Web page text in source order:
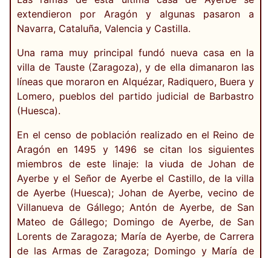
extendieron por Aragón y algunas pasaron a
Navarra, Cataluña, Valencia y Castilla.
Una rama muy principal fundó nueva casa en la
villa de Tauste (Zaragoza), y de ella dimanaron las
líneas que moraron en Alquézar, Radiquero, Buera y
Lomero, pueblos del partido judicial de Barbastro
(Huesca).
En el censo de población realizado en el Reino de
Aragón en 1495 y 1496 se citan los siguientes
miembros de este linaje: la viuda de Johan de
Ayerbe y el Señor de Ayerbe el Castillo, de la villa
de Ayerbe (Huesca); Johan de Ayerbe, vecino de
Villanueva de Gállego; Antón de Ayerbe, de San
Mateo de Gállego; Domingo de Ayerbe, de San
Lorents de Zaragoza; María de Ayerbe, de Carrera
de las Armas de Zaragoza; Domingo y María de